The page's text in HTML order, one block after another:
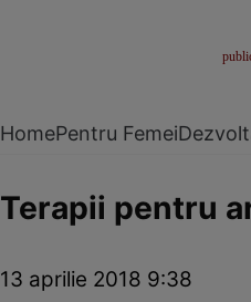
HomePentru Femei
Terapii pentru
13 aprilie 2018 9:38